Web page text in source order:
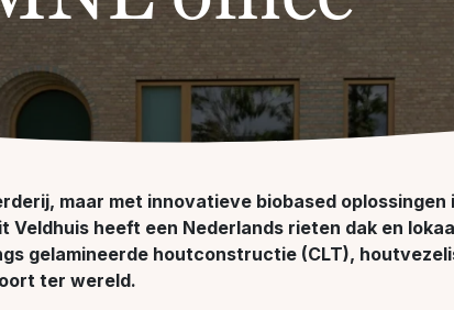
maar met innovatieve biobased
Veldhuis heeft een Nederlands rieten dak en
gelamineerde houtconstructie (CLT),
ter wereld.